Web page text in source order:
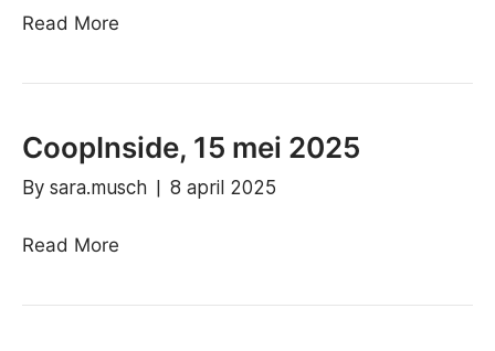
Read More
CoopInside, 15 mei 2025
By sara.musch 8 april 2025
Read More